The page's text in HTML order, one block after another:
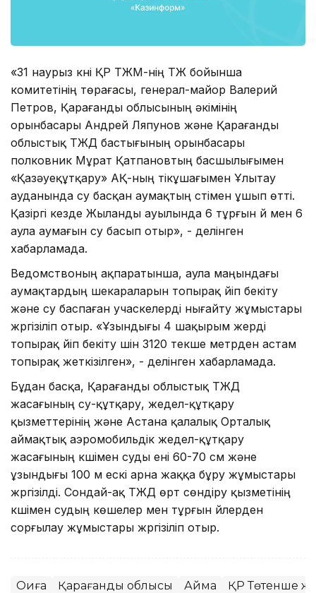
«31 наурыз күні ҚР ТЖМ-нің ТЖ бойынша
комитетінің төрағасы, генерал-майор Валерий
Петров, Қарағанды облысының әкімінің
орынбасары Андрей Ляпунов және Қарағанды
облыстық ТЖД бастығының орынбасары
полковник Мұрат Қатпановтың басшылығымен
«Қазәуеқұтқару» АҚ-ның тікұшағымен Ұлытау
ауданында су басқан аумақтың үстімен ұшып өтті.
Қазіргі кезде Жыланды ауылында 6 тұрғын үй мен 6
аула аумағын су басып отыр», - делінген
хабарламада.
Ведомствоның ақпаратынша, аула маңындағы
аумақтардың шекараларын топырақ үйіп бекіту
және су баспаған учаскелерді нығайту жұмыстары
жүргізіліп отыр. «Ұзындығы 4 шақырым жерді
топырақ үйіп бекіту үшін 3120 текше метрден астам
топырақ жеткізілген», - делінген хабарламада.
Бұдан басқа, Қарағанды облыстық ТЖД
жасағының су-құтқару, жедел-құтқару
қызметтерінің және Астана қалалық Орталық
аймақтық аэромобильдік жедел-құтқару
жасағының күшімен суды ені 60-70 см және
ұзындығы 100 м ескі арна жаққа бұру жұмыстары
жүргізілді. Сондай-ақ ТЖД өрт сөндіру қызметінің
күшімен судың көшелер мен тұрғын үйлерден
сорғылау жұмыстары жүргізіліп отыр.
Оқиға Қарағанды облысы Аймақ ҚР Төтенше